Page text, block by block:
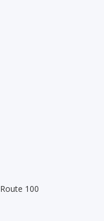
Route 100